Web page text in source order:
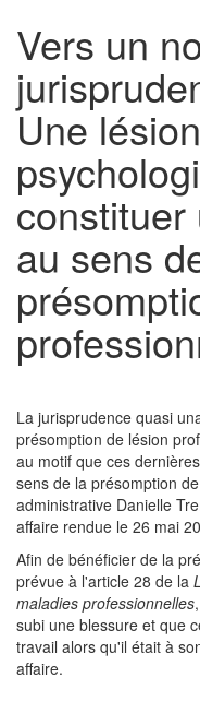
Vers un
Une
au sens
La jurisprudence quasi
présomption de lésion
au motif que ces
sens de la présomption
administrative Danielle
affaire rendue le 26 mai
Afin de bénéficier de la
prévue à l'article 28 de la
maladies professionnelles
subi une blessure et que
travail alors qu'il était à
affaire.